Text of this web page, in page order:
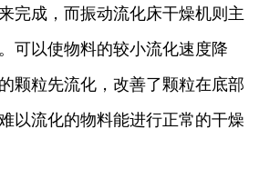
完成，而振动流化床干燥机则主
可以使物料的较小流化速度降
颗粒先流化，改善了颗粒在底部
以流化的物料能进行正常的干燥